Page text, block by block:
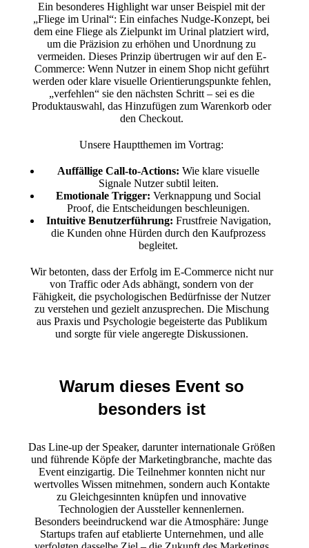
Ein besonderes Highlight war unser Beispiel mit der
„Fliege im Urinal“: Ein einfaches Nudge-Konzept, bei
dem eine Fliege als Zielpunkt im Urinal platziert wird,
um die Präzision zu erhöhen und Unordnung zu
vermeiden. Dieses Prinzip übertrugen wir auf den E-
Commerce: Wenn Nutzer in einem Shop nicht geführt
werden oder klare visuelle Orientierungspunkte fehlen,
„verfehlen“ sie den nächsten Schritt – sei es die
Produktauswahl, das Hinzufügen zum Warenkorb oder
den Checkout.
Unsere Hauptthemen im Vortrag:
Auffällige Call-to-Actions: Wie klare visuelle
Signale Nutzer subtil leiten.
Emotionale Trigger: Verknappung und Social
Proof, die Entscheidungen beschleunigen.
Intuitive Benutzerführung: Frustfreie Navigation,
die Kunden ohne Hürden durch den Kaufprozess
begleitet.
Wir betonten, dass der Erfolg im E-Commerce nicht nur
von Traffic oder Ads abhängt, sondern von der
Fähigkeit, die psychologischen Bedürfnisse der Nutzer
zu verstehen und gezielt anzusprechen. Die Mischung
aus Praxis und Psychologie begeisterte das Publikum
und sorgte für viele angeregte Diskussionen.
Warum dieses Event so
besonders ist
Das Line-up der Speaker, darunter internationale Größen
und führende Köpfe der Marketingbranche, machte das
Event einzigartig. Die Teilnehmer konnten nicht nur
wertvolles Wissen mitnehmen, sondern auch Kontakte
zu Gleichgesinnten knüpfen und innovative
Technologien der Aussteller kennenlernen.
Besonders beeindruckend war die Atmosphäre: Junge
Startups trafen auf etablierte Unternehmen, und alle